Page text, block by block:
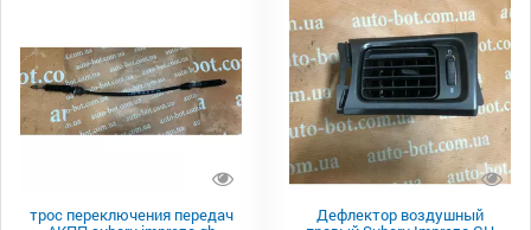
трос переключения передач Дефлектор воздушный